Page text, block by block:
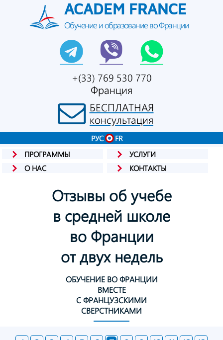
ACADEM FRANCE
Обучение и образование во Франции
+(33) 769 530 770
Франция
БЕСПЛАТНАЯ
консультация
РУС
FR
ПРОГРАММЫ
УСЛУГИ
О НАС
КОНТАКТЫ
Отзывы об учебе
в средней школе
во Франции
от двух недель
ОБУЧЕНИЕ ВО ФРАНЦИИ
ВМЕСТЕ
С ФРАНЦУЗСКИМИ
СВЕРСТНИКАМИ